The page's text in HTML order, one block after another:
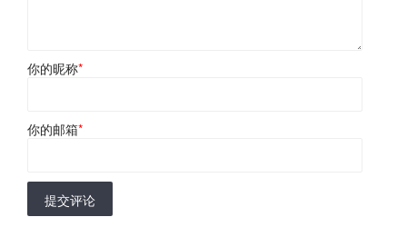
你的昵称*
你的邮箱*
提交评论